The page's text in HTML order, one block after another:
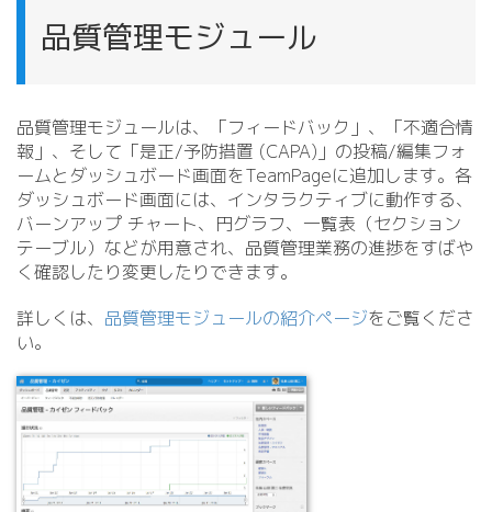
品質管理モジュール
品質管理モジュールは、「フィードバック」、「不適合情
報」、そして「是正/予防措置 (CAPA)」の投稿/編集フォ
ームとダッシュボード画面をTeamPageに追加します。各
ダッシュボード画面には、インタラクティブに動作する、
バーンアップ チャート、円グラフ、一覧表（セクション
テーブル）などが用意され、品質管理業務の進捗をすばや
く確認したり変更したりできます。
詳しくは、 品質管理モジュールの紹介ページをご覧くださ
い。